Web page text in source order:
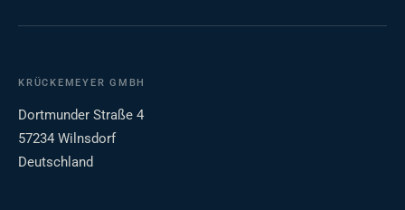
KRÜCKEMEYER GMBH
Dortmunder Straße 4
57234 Wilnsdorf
Deutschland